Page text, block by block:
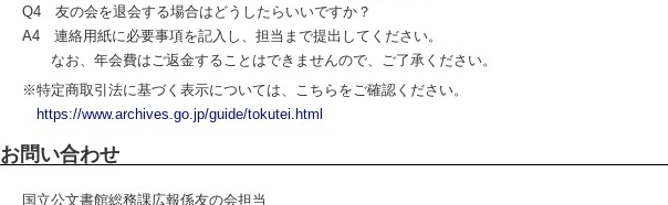
Q4 友の会を退会する場合はどうしたらいいですか？
A4 連絡用紙に必要事項を記入し、担当まで提出してください。
なお、年会費はご返金することはできませんので、ご了承ください。
※特定商取引法に基づく表示については、こちらをご確認ください。
https://www.archives.go.jp/guide/tokutei.html
お問い合わせ
国立公文書館総務課広報係友の会担当